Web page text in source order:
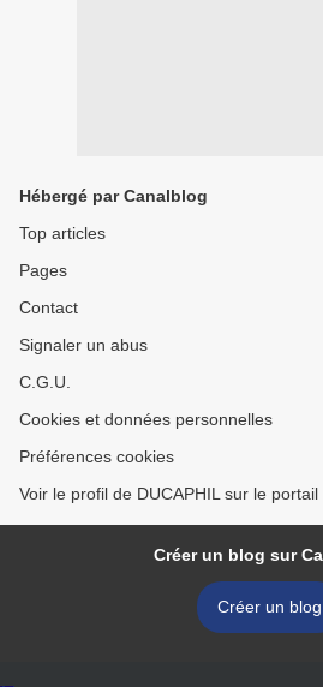
Hébergé par Canalblog
Top articles
Pages
Contact
Signaler un abus
C.G.U.
Cookies et données personnelles
Préférences cookies
Voir le profil de DUCAPHIL sur le portail
Créer un blog sur
Créer un blog